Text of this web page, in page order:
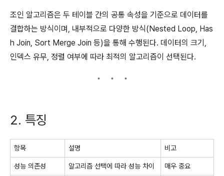
조인 알고리즘은 두 테이블 간의 공통 속성을 기준으로 데이터를
결합하는 방식이며, 내부적으로 다양한 방식(Nested Loop, Has
h Join, Sort Merge Join 등)을 통해 수행된다. 데이터의 크기,
인덱스 유무, 정렬 여부에 따라 최적의 알고리즘이 선택된다.
2. 특징
항목 설명 비고
성능 의존성 알고리즘 선택에 따라 성능 차이 매우 중요